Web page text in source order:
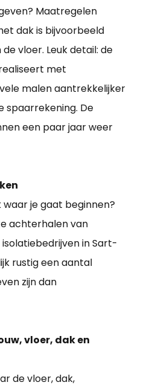
Maatregelen
dak is bijvoorbeeld
vloer. Leuk detail: de
met
malen aantrekkelijker
spaarrekening. De
een paar jaar weer
waar je gaat beginnen?
achterhalen van
in Sart-
rustig een aantal
zijn dan
vloer, dak en
de vloer, dak,